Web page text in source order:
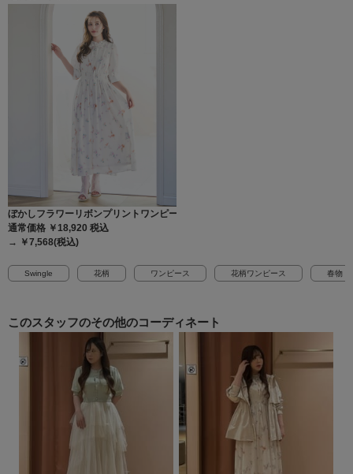
ぼかしフラワーリボンプリントワンピース
通常価格 ￥18,920 税込
→ ￥7,568(税込)
Swingle 花柄 ワンピース 花柄ワンピース 春物
このスタッフのその他のコーディネート